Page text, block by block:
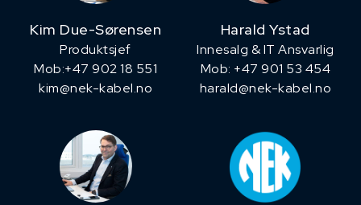
Kim Due-Sørensen
Produktsjef
​Mob:+47 902 18 551
kim@nek-kabel.no
Harald Ystad
Innesalg & IT Ansvarlig
Mob: +47 901 53 454
harald@nek-kabel.no